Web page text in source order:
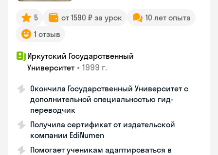
5 от 1590 ₽ за урок
10 лет опыта
1 отзыв
Иркутский Государственный
Университет • 1999 г.
Окончила Государственный Университет с
дополнительной специальностью гид-
переводчик
Получила сертификат от издательской
компании EdiNumen
Помогает ученикам адаптироваться в